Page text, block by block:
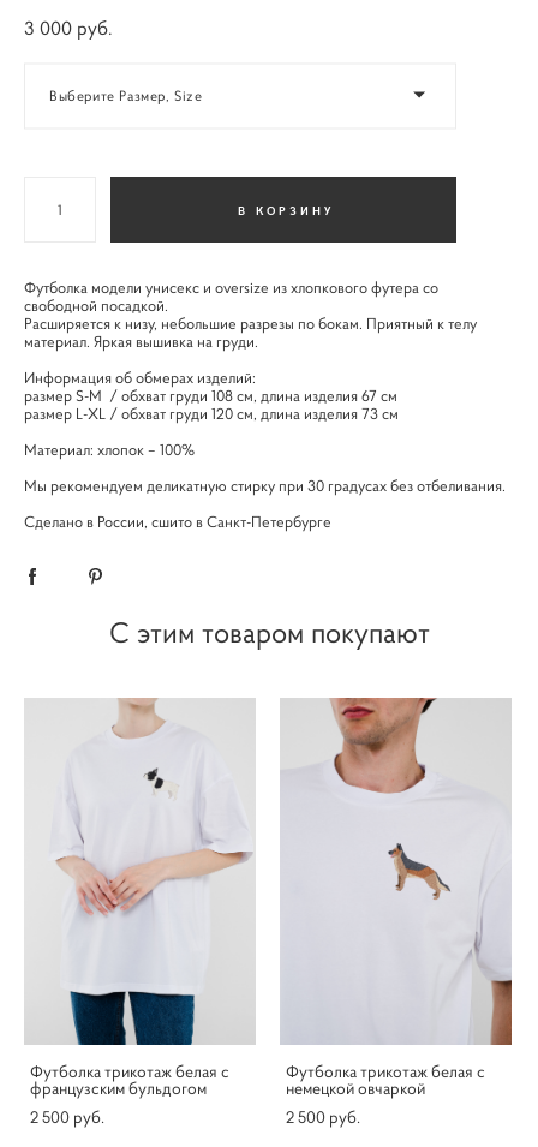
3 000 pуб.
Выберите Размер, Size
В КОРЗИНУ
Футболка модели унисекс и oversize из хлопкового футера со
свободной посадкой.
Расширяется к низу, небольшие разрезы по бокам. Приятный к телу
материал. Яркая вышивка на груди.
Информация об обмерах изделий:
размер S-M / обхват груди 108 см, длина изделия 67 см
размер L-XL / обхват груди 120 см, длина изделия 73 см
Материал: хлопок – 100%
Мы рекомендуем деликатную стирку при 30 градусах без отбеливания.
​Сделано в России, сшито в Санкт-Петербурге
С этим товаром покупают
Футболка трикотаж белая с
французским бульдогом
2 500 pуб.
Футболка трикотаж белая с
немецкой овчаркой
2 500 pуб.